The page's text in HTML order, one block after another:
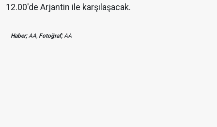
12.00'de Arjantin ile karşılaşacak.
Haber;AA, Fotoğraf;AA